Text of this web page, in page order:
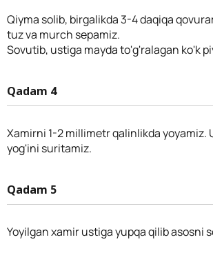
Qiyma solib, birgalikda 3-4 daqiqa
tuz va murch sepamiz.
Sovutib, ustiga mayda to'g'ralagan ko'k
Qadam 4
Xamirni 1-2 millimetr qalinlikda yoyamiz.
yog'ini suritamiz.
Qadam 5
Yoyilgan xamir ustiga yupqa qilib asosni